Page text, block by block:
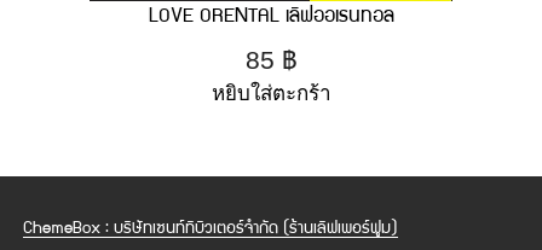
LOVE ORENTAL เลิฟออเรนทอล
85 ฿
หยิบใส่ตะกร้า
ChemeBox : บริษัทเซนท์ทิบิวเตอร์จำกัด (ร้านเลิฟเพอร์ฟูม)